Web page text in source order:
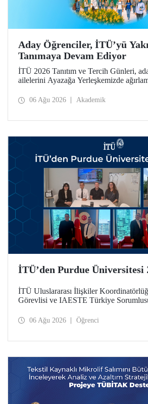
Aday Öğrenciler, İTÜ’yü
Tanımaya Devam Ediyor
İTÜ 2026 Tanıtım ve Tercih Günleri,
ailelerini Ayazağa Yerleşkemizde
ilgili fakülte ve birimler adaylara bilgi
06 Ağu 2026 Akademik
İTÜ’den Purdue
İTÜ Uluslararası İlişkiler
Görevlisi ve IAESTE Türkiye
Temmuz tarihlerinde ABD’de dünyanın
06 Ağu 2026 Öğrenci